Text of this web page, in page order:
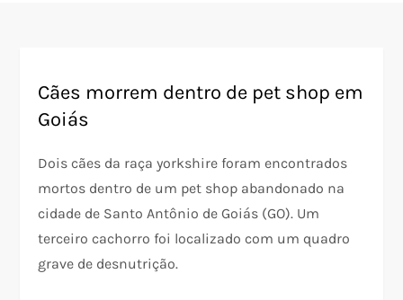
Cães morrem dentro de pet shop em
Goiás
Dois cães da raça yorkshire foram encontrados
mortos dentro de um pet shop abandonado na
cidade de Santo Antônio de Goiás (GO). Um
terceiro cachorro foi localizado com um quadro
grave de desnutrição.